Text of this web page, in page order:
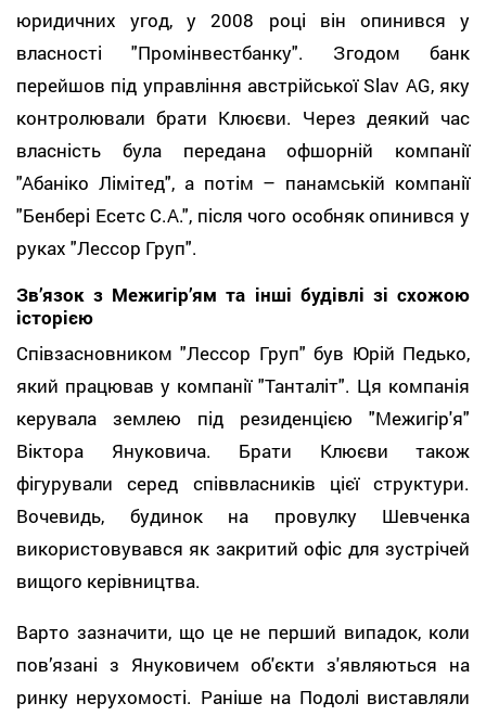
юридичних угод, у 2008 році він опинився у
власності "Промінвестбанку". Згодом банк
перейшов під управління австрійської Slav AG, яку
контролювали брати Клюєви. Через деякий час
власність була передана офшорній компанії
"Абаніко Лімітед", а потім – панамській компанії
"Бенбері Есетс С.А.", після чого особняк опинився у
руках "Лессор Груп".
Зв’язок з Межигір’ям та інші будівлі зі схожою
історією
Співзасновником "Лессор Груп" був Юрій Педько,
який працював у компанії "Танталіт". Ця компанія
керувала землею під резиденцією "Межигір'я"
Віктора Януковича. Брати Клюєви також
фігурували серед співвласників цієї структури.
Вочевидь, будинок на провулку Шевченка
використовувався як закритий офіс для зустрічей
вищого керівництва.
Варто зазначити, що це не перший випадок, коли
пов’язані з Януковичем об'єкти з'являються на
ринку нерухомості. Раніше на Подолі виставляли